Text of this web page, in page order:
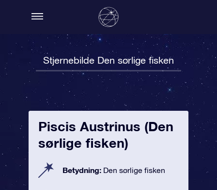
Stjernebilde Den sørlige fisken
Piscis Austrinus (Den
sørlige fisken)
Betydning: Den sørlige fisken